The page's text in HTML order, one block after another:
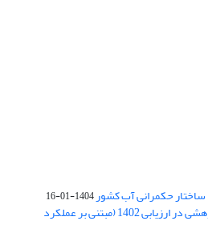
ساختار حکمرانی آب کشور1404-01-16
کسب رتبه الف مجلات علمی پژوهشی در ارزیابی 1402 (مبتنی بر عملکرد